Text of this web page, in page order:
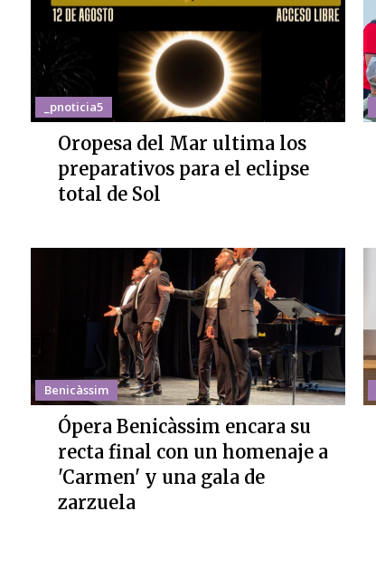
_pnoticia5
Oropesa del Mar ultima los
preparativos para el eclipse
total de Sol
Benicàssim
Ópera Benicàssim encara su
recta final con un homenaje a
'Carmen' y una gala de
zarzuela